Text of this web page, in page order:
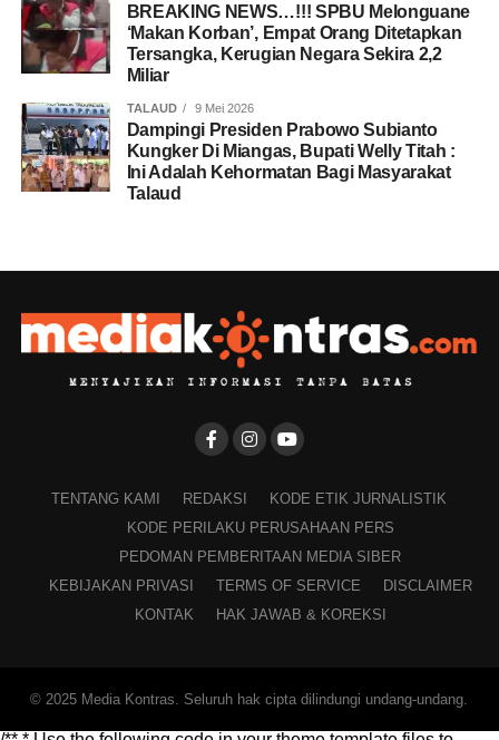
BREAKING NEWS…!!! SPBU Melonguane
‘Makan Korban’, Empat Orang Ditetapkan
Tersangka, Kerugian Negara Sekira 2,2
Miliar
TALAUD 9 Mei 2026
Dampingi Presiden Prabowo Subianto
Kungker Di Miangas, Bupati Welly Titah :
Ini Adalah Kehormatan Bagi Masyarakat
Talaud
TENTANG KAMI REDAKSI
KODE ETIK JURNALISTIK
KODE PERILAKU PERUSAHAAN PERS
PEDOMAN PEMBERITAAN MEDIA SIBER
KEBIJAKAN PRIVASI
TERMS OF SERVICE
DISCLAIMER
KONTAK
HAK JAWAB & KOREKSI
© 2025 Media Kontras. Seluruh hak cipta dilindungi undang-undang.